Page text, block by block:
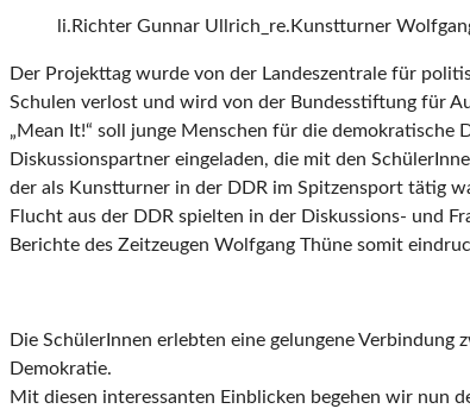
li.Richter Gunnar Ullrich_re.Kunstturner
Der Projekttag wurde von der Landeszentrale für
Schulen verlost und wird von der Bundesstiftung für
„Mean It!“ soll junge Menschen für die
Diskussionspartner eingeladen, die mit den
der als Kunstturner in der DDR im Spitzensport tätig
Flucht aus der DDR spielten in der Diskussions- und
Berichte des Zeitzeugen Wolfgang Thüne somit
Die SchülerInnen erlebten eine gelungene
Demokratie.
Mit diesen interessanten Einblicken begehen wir nun